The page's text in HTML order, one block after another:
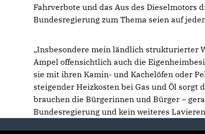
Fahrverbote und das Aus des Dieselmotors
Bundesregierung zum Thema seien auf
Insbesondere mein ländlich strukturierter
Ampel offensichtlich auch die
sie mit ihren Kamin- und Kachelöfen oder
steigender Heizkosten bei Gas und Öl sorgt
brauchen die Bürgerinnen und Bürger –
Bundesregierung und kein weiteres